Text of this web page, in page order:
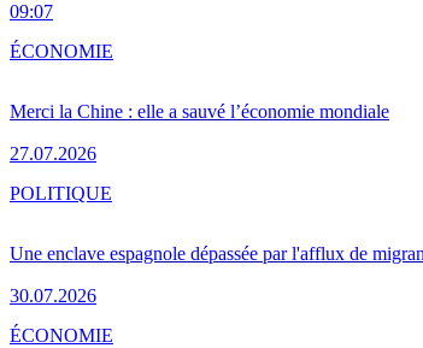
09:07
Merci la Chine : elle a sauvé l’économie mondiale
27.07.2026
ÉCONOMIE
Une enclave espagnole dépassée par l'afflux de
30.07.2026
POLITIQUE
ÉCONOMIE